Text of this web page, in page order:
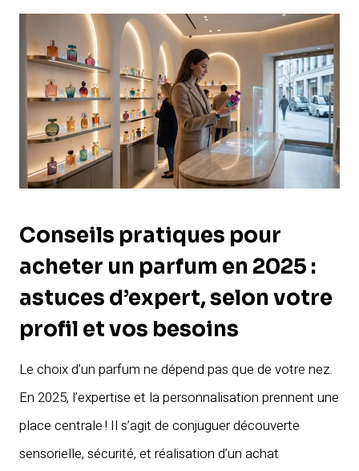
Conseils pratiques pour
acheter un parfum en 2025 :
astuces d’expert, selon votre
profil et vos besoins
Le choix d’un parfum ne dépend pas que de votre nez.
En 2025, l’expertise et la personnalisation prennent une
place centrale ! Il s’agit de conjuguer découverte
sensorielle, sécurité, et réalisation d’un achat